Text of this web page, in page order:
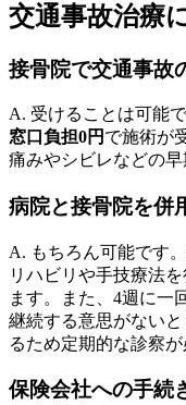
交通事故治療
接骨院で交通事故
A. 受けることは可能
窓口負担0円 で施術が
痛みやシビレなどの早
病院と接骨院を併
A. もちろん可能です
リハビリや手技療法
ます。また、4週に一
継続する意思がない
るため定期的な診察が
保険会社への手続